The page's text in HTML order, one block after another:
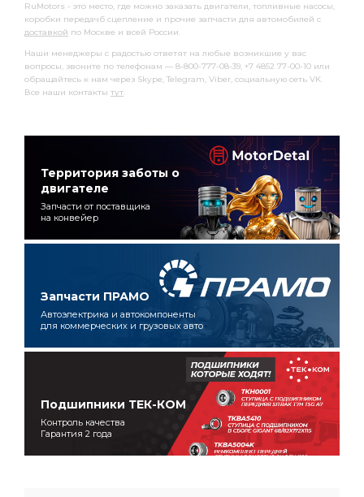
RuMotors - это место, где можно заказать двигатели, топливные насосы,
коробки передачб сцепление и прочие запчасти для автомобилей с
доставкой по Москве и всей России.
Наши менеджеры с радостью ответят на любые возникшие у вас
вопросы, звоните по телефонам — 8-800-777-08-39, +7 4852 77-00-10 или
обращайтесь к нам через Skype, Telegram, Viber, социальную сеть VK.
Все наши контакты тут.
Территория заботы о
двигателе
Запчасти от поставщика
на конвейер
Запчасти ПРАМО
Автоэлектрика и автокомпоненты
для коммерческих и грузовых авто
Подшипники ТЕК-КОМ
Контроль качества
Гарантия 2 года